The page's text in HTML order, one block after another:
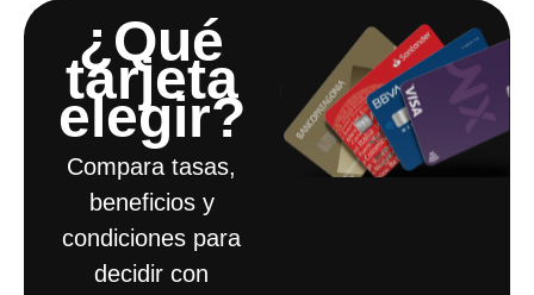
¿Qué
tarjeta
elegir?​
Compara tasas,
beneficios y
condiciones para
decidir con